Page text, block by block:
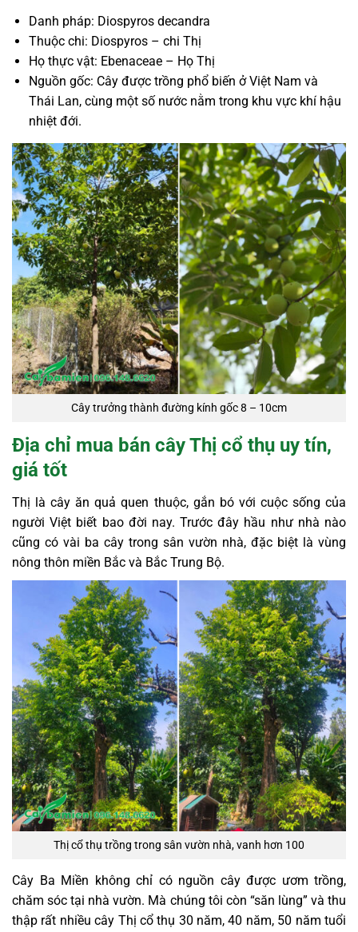
Danh pháp: Diospyros decandra
Thuộc chi: Diospyros – chi Thị
Họ thực vật: Ebenaceae – Họ Thị
Nguồn gốc: Cây được trồng phổ biến ở Việt Nam và
Thái Lan, cùng một số nước nằm trong khu vực khí hậu
nhiệt đới.
Cây trưởng thành đường kính gốc 8 – 10cm
Địa chỉ mua bán cây Thị cổ thụ uy tín,
giá tốt
Thị là cây ăn quả quen thuộc, gắn bó với cuộc sống của
người Việt biết bao đời nay. Trước đây hầu như nhà nào
cũng có vài ba cây trong sân vườn nhà, đặc biệt là vùng
nông thôn miền Bắc và Bắc Trung Bộ.
Thị cổ thụ trồng trong sân vườn nhà, vanh hơn 100
Cây Ba Miền không chỉ có nguồn cây được ươm trồng,
chăm sóc tại nhà vườn. Mà chúng tôi còn “săn lùng” và thu
thập rất nhiều cây Thị cổ thụ 30 năm, 40 năm, 50 năm tuổi